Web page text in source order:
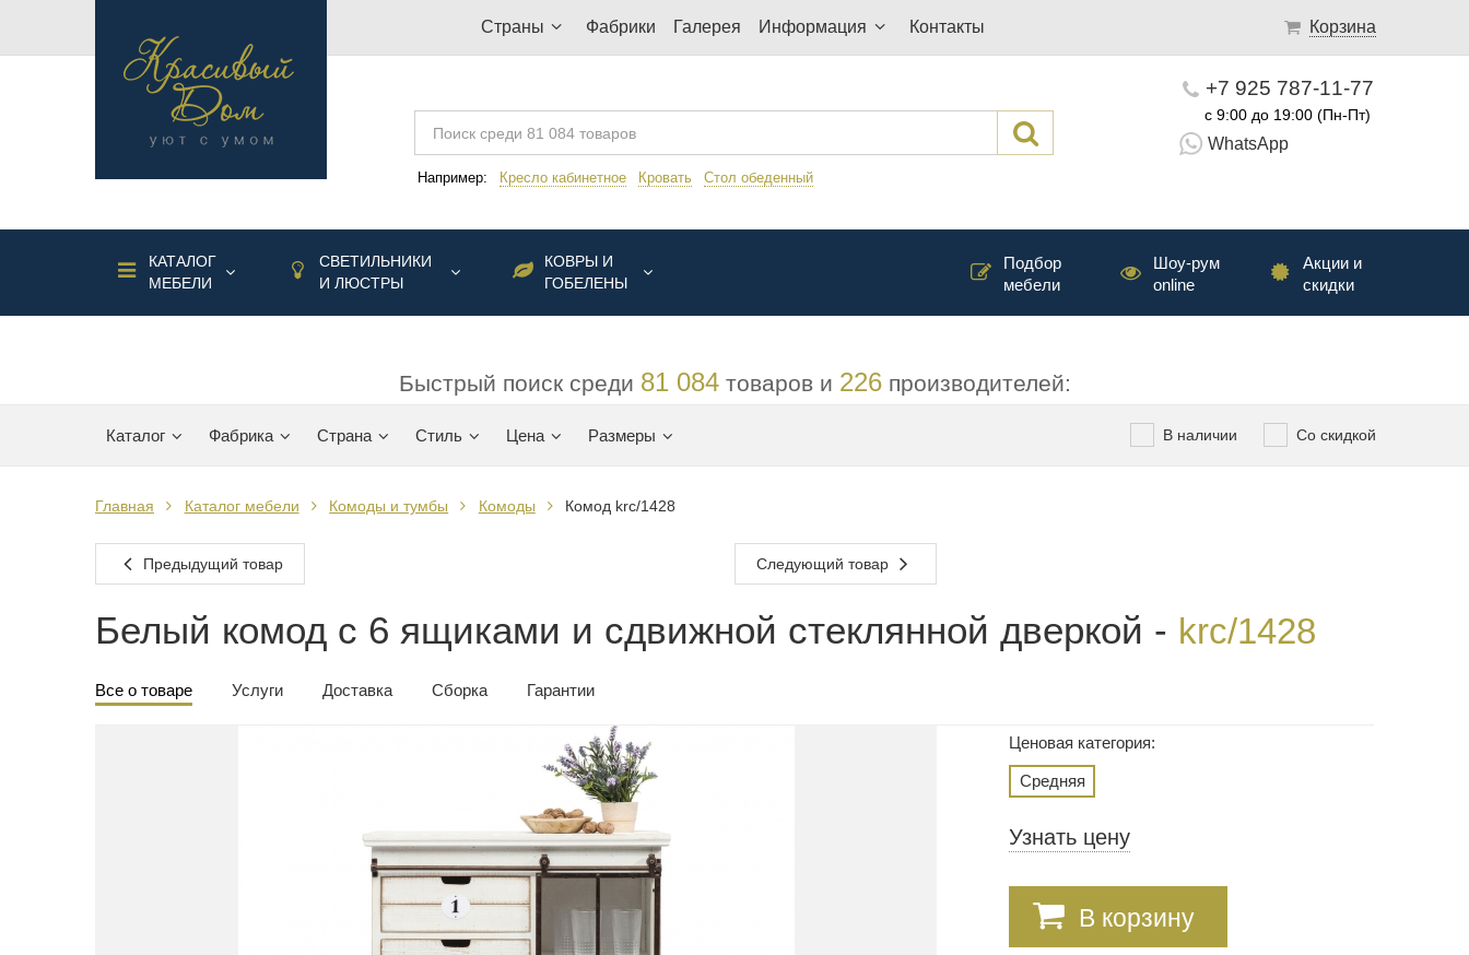
Страны Фабрики Галерея Информация Контакты Корзина
Например: Кресло кабинетное Кровать Стол обеденный
+7 925 787-11-77
с 9:00 до 19:00 (Пн-Пт)
WhatsApp
КАТАЛОГ
МЕБЕЛИ
СВЕТИЛЬНИКИ
И ЛЮСТРЫ
КОВРЫ И
ГОБЕЛЕНЫ
Акции и
скидки
Шоу-рум
online
Подбор
мебели
Быстрый поиск среди 81 084товаров и 226производителей:
Каталог Фабрика Страна Стиль Цена Размеры Со скидкой
В наличии
Главная Каталог мебели Комоды и тумбы Комоды Комод krc/1428
Предыдущий товар Следующий товар
Белый комод с 6 ящиками и сдвижной стеклянной дверкой - krc/1428
Все о товаре Услуги Доставка Сборка Гарантии
Ценовая категория:
Средняя
Узнать цену
В корзину